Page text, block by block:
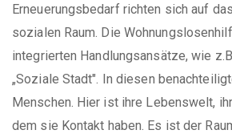
Erneuerungsbedarf richten sich auf
sozialen Raum. Die
integrierten Handlungsansätze, wie
„Soziale Stadt". In diesen
Menschen. Hier ist ihre Lebenswelt,
dem sie Kontakt haben. Es ist der